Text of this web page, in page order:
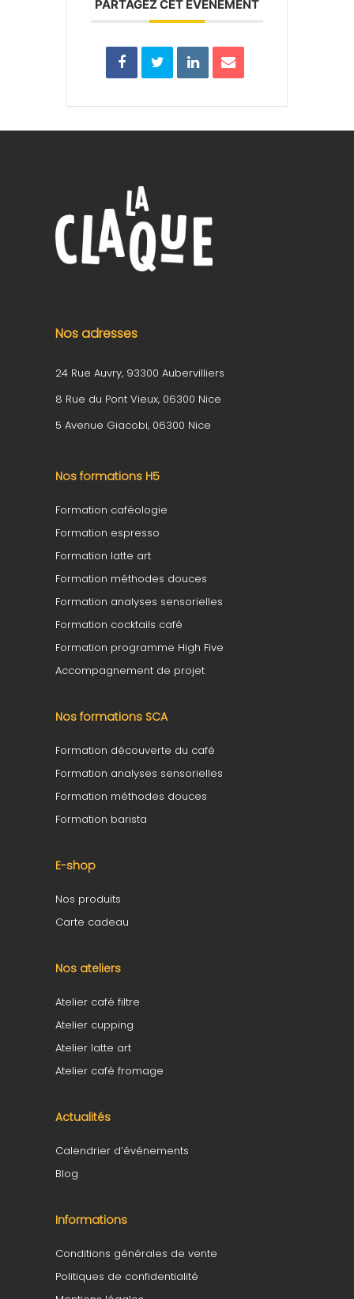
PARTAGEZ CET ÉVÉNEMENT
Nos adresses
24 Rue Auvry, 93300 Aubervilliers
8 Rue du Pont Vieux, 06300 Nice
5 Avenue Giacobi, 06300 Nice
Nos formations H5
Formation caféologie
Formation espresso
Formation latte art
Formation méthodes douces
Formation analyses sensorielles
Formation cocktails café
Formation programme High Five
Accompagnement de projet
Nos formations SCA
Formation découverte du café
Formation analyses sensorielles
Formation méthodes douces
Formation barista
E-shop
Nos produits
Carte cadeau
Nos ateliers
Atelier café filtre
Atelier cupping
Atelier latte art
Atelier café fromage
Actualités
Calendrier d’événements
Blog
Informations
Conditions générales de vente
Politiques de confidentialité